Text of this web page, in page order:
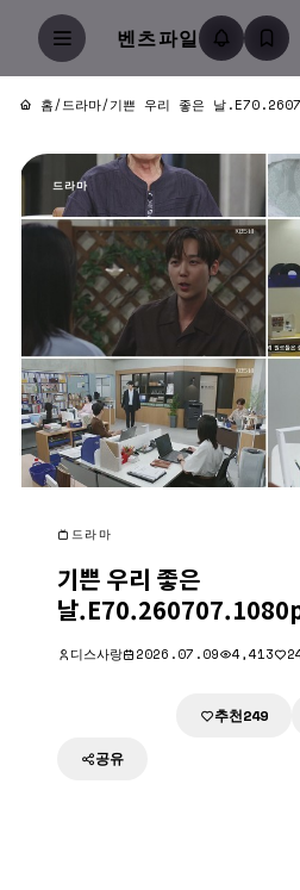
벤츠파일
홈/드라마/기쁜 우리 좋은 날
드라마
드라마
기쁜 우리 좋은
날
디스사랑 2026.07.09 4,413
추천249
공유